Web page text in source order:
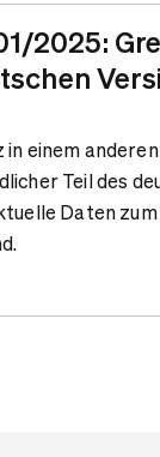
2025:
einem
Teil des
Daten